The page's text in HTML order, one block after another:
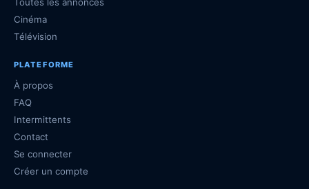
Cinéma
Télévision
PLATEFORME
À propos
FAQ
Intermittents
Contact
Se connecter
Créer un compte